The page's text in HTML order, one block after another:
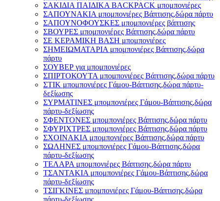
ΣΑΚΙΔΙΑ ΠΑΙΔΙΚΑ BACKPACK μπομπονιέρες
ΣΑΠΟΥΝΑΚΙΑ μπομπονιέρες Βάπτισης,δώρα πάρτυ
ΣΑΠΟΥΝΟΦΟΥΣΚΕΣ μπομπονιέρες βάπτισης
ΣΒΟΥΡΕΣ μπομπονιέρες Βάπτισης,δώρα πάρτυ
ΣΕ ΚΕΡΑΜΙΚΗ ΒΑΣΗ μπομπονιέρες
ΣΗΜΕΙΩΜΑΤΑΡΙΑ μπομπονιέρες Βάπτισης,δώρα
πάρτυ
ΣΟΥΒΕΡ για μπομπονιέρες
ΣΠΙΡΤΟΚΟΥΤΑ μπομπονιέρες Βάπτισης,δώρα πάρτυ
ΣΤΙΚ μπομπονιέρες Γάμου-Βάπτισης,δώρα πάρτυ-
δεξίωσης
ΣΥΡΜΑΤΙΝΕΣ μπομπονιέρες Γάμου-Βάπτισης,δώρα
πάρτυ-δεξίωσης
ΣΦΕΝΤΟΝΕΣ μπομπονιέρες Βάπτισης,δώρα πάρτυ
ΣΦΥΡΙΧΤΡΕΣ μπομπονιέρες Βάπτισης,δώρα πάρτυ
ΣΧΟΙΝΑΚΙΑ μπομπονιέρες Βάπτισης,δώρα πάρτυ
ΣΩΛΗΝΕΣ μπομπονιέρες Γάμου-Βάπτισης,δώρα
πάρτυ-δεξίωσης
ΤΕΛΑΡΑ μπομπονιέρες Βάπτισης,δώρα πάρτυ
ΤΣΑΝΤΑΚΙΑ μπομπονιέρες Γάμου-Βάπτισης,δώρα
πάρτυ-δεξίωσης
ΤΣΙΓΚΙΝΕΣ μπομπονιέρες Γάμου-Βάπτισης,δώρα
πάρτυ-δεξίωσης